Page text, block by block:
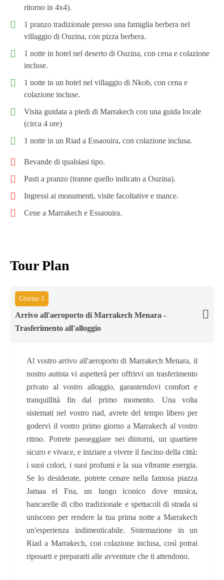
ritorno in 4x4).
1 pranzo tradizionale presso una famiglia berbera nel
villaggio di Ouzina, con pizza berbera.
1 notte in hotel nel deserto di Ouzina, con cena e colazione
incluse.
1 notte in un hotel nel villaggio di Nkob, con cena e
colazione incluse.
Visita guidata a piedi di Marrakech con una guida locale
(circa 4 ore)
1 notte in un Riad a Essaouira, con colazione inclusa.
Bevande di qualsiasi tipo.
Pasti a pranzo (tranne quello indicato a Ouzina).
Ingressi ai monumenti, visite facoltative e mance.
Cene a Marrakech e Essaouira.
Tour Plan
Giorno 1
Arrivo all'aeroporto di Marrakech Menara -
Trasferimento all'alloggio
Al vostro arrivo all'aeroporto di Marrakech Menara, il
nostro autista vi aspetterà per offrirvi un trasferimento
privato al vostro alloggio, garantendovi comfort e
tranquillità fin dal primo momento. Una volta
sistemati nel vostro riad, avrete del tempo libero per
godervi il vostro primo giorno a Marrakech al vostro
ritmo. Potrete passeggiare nei dintorni, un quartiere
sicuro e vivace, e iniziare a vivere il fascino della città:
i suoi colori, i suoi profumi e la sua vibrante energia.
Se lo desiderate, potrete cenare nella famosa piazza
Jamaa el Fna, un luogo iconico dove musica,
bancarelle di cibo tradizionale e spettacoli di strada si
uniscono per rendere la tua prima notte a Marrakech
un'esperienza indimenticabile. Sistemazione in un
Riad a Marrakech, con colazione inclusa, così potrai
riposarti e prepararti alle avventure che ti attendono.